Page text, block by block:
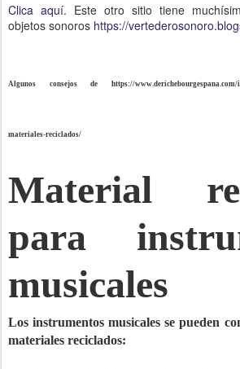
Clica aquí. Este otro sitio tiene
objetos sonoros https://
Algunos consejos de https://www.derichebourgespana.com/
materiales-reciclados/
Material
para
musicales
Los instrumentos musicales se pueden
materiales reciclados: